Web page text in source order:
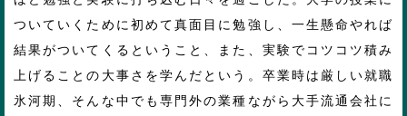
ついていくために初めて真面目に勉強し、一生懸命やれば
結果がついてくるということ、また、実験でコツコツ積み
上げることの大事さを学んだという。卒業時は厳しい就職
氷河期、そんな中でも専門外の業種ながら大手流通会社に